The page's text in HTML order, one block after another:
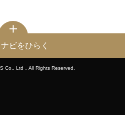
ビをひらく
Co., Ltd．All Rights Reserved.